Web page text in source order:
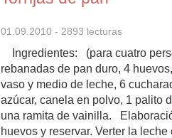
01.09.2010 - 2893 lecturas
Ingredientes: (para cuatro
rebanadas de pan duro, 4
vaso y medio de leche, 6
azúcar, canela en polvo, 1 palito
una ramita de vainilla.
huevos y reservar. Verter la leche